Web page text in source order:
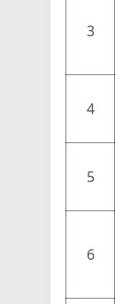
3
4
5
6